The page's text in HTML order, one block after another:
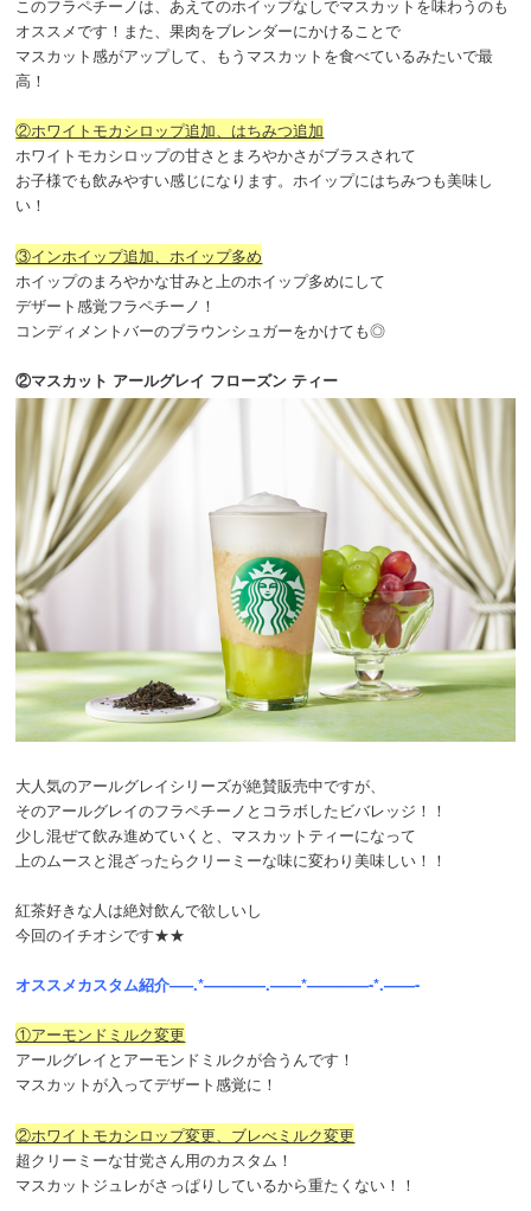
このフラペチーノは、あえてのホイップなしでマスカットを味わうのも
オススメです！また、果肉をブレンダーにかけることで
マスカット感がアップして、もうマスカットを食べているみたいで最
高！
②ホワイトモカシロップ追加、はちみつ追加
ホワイトモカシロップの甘さとまろやかさがブラスされて
お子様でも飲みやすい感じになります。ホイップにはちみつも美味し
い！
③インホイップ追加、ホイップ多め
ホイップのまろやかな甘みと上のホイップ多めにして
デザート感覚フラペチーノ！
コンディメントバーのブラウンシュガーをかけても◎
②マスカット アールグレイ フローズン ティー
大人気のアールグレイシリーズが絶賛販売中ですが、
そのアールグレイのフラペチーノとコラボしたビバレッジ！！
少し混ぜて飲み進めていくと、マスカットティーになって
上のムースと混ざったらクリーミーな味に変わり美味しい！！
紅茶好きな人は絶対飲んで欲しいし
今回のイチオシです★★
オススメカスタム紹介—–.*————.——*————-*.——-
①アーモンドミルク変更
アールグレイとアーモンドミルクが合うんです！
マスカットが入ってデザート感覚に！
②ホワイトモカシロップ変更、ブレべミルク変更
超クリーミーな甘党さん用のカスタム！
マスカットジュレがさっぱりしているから重たくない！！